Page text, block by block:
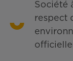
Société
respect